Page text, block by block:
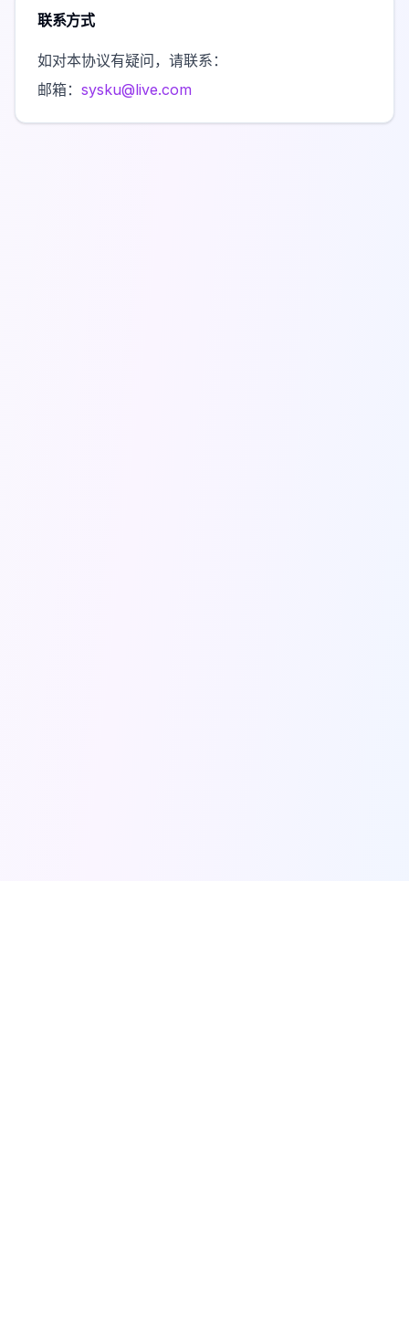
联系方式
如对本协议有疑问，请联系：
邮箱： sysku@live.com